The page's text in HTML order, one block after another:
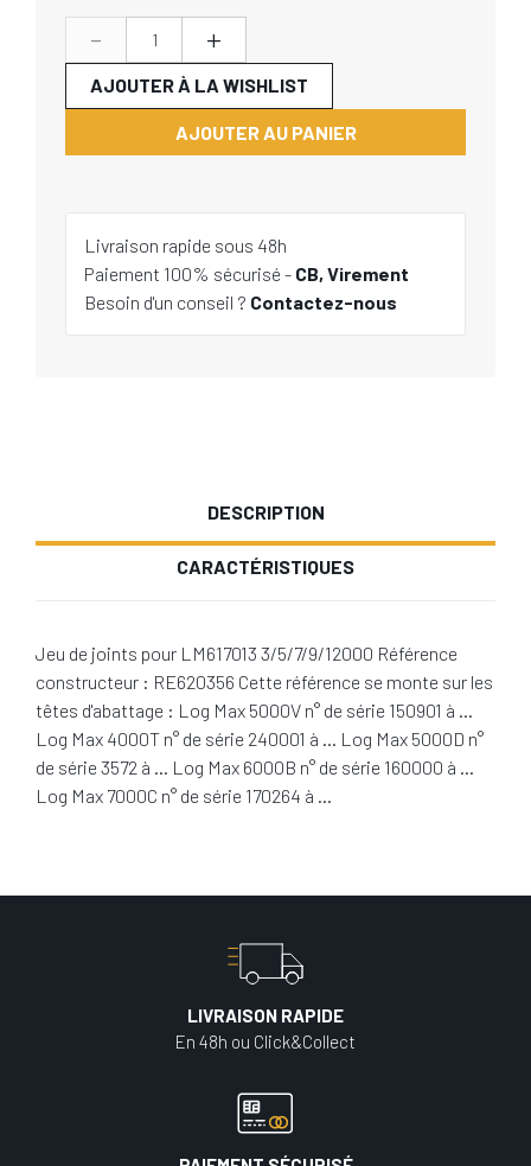
- +
AJOUTER AU PANIER
AJOUTER À LA WISHLIST
Livraison rapide sous 48h
Paiement 100% sécurisé - CB, Virement
Besoin d'un conseil ? Contactez-nous
DESCRIPTION
CARACTÉRISTIQUES
Jeu de joints pour LM617013 3/5/7/9/12000 Référence
constructeur : RE620356 Cette référence se monte sur les
têtes d'abattage : Log Max 5000V n° de série 150901 à …
Log Max 4000T n° de série 240001 à … Log Max 5000D n°
de série 3572 à … Log Max 6000B n° de série 160000 à …
Log Max 7000C n° de série 170264 à …
LIVRAISON RAPIDE
En 48h ou Click&Collect